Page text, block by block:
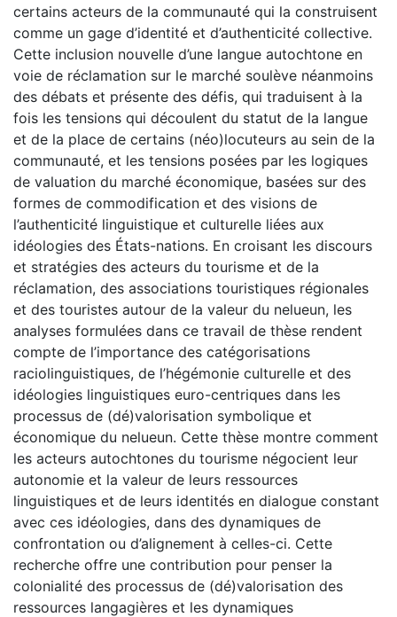
certains acteurs de la communauté qui la construisent
comme un gage d’identité et d’authenticité collective.
Cette inclusion nouvelle d’une langue autochtone en
voie de réclamation sur le marché soulève néanmoins
des débats et présente des défis, qui traduisent à la
fois les tensions qui découlent du statut de la langue
et de la place de certains (néo)locuteurs au sein de la
communauté, et les tensions posées par les logiques
de valuation du marché économique, basées sur des
formes de commodification et des visions de
l’authenticité linguistique et culturelle liées aux
idéologies des États-nations. En croisant les discours
et stratégies des acteurs du tourisme et de la
réclamation, des associations touristiques régionales
et des touristes autour de la valeur du nelueun, les
analyses formulées dans ce travail de thèse rendent
compte de l’importance des catégorisations
raciolinguistiques, de l’hégémonie culturelle et des
idéologies linguistiques euro-centriques dans les
processus de (dé)valorisation symbolique et
économique du nelueun. Cette thèse montre comment
les acteurs autochtones du tourisme négocient leur
autonomie et la valeur de leurs ressources
linguistiques et de leurs identités en dialogue constant
avec ces idéologies, dans des dynamiques de
confrontation ou d’alignement à celles-ci. Cette
recherche offre une contribution pour penser la
colonialité des processus de (dé)valorisation des
ressources langagières et les dynamiques